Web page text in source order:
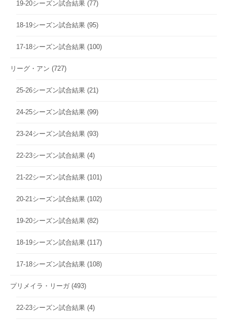
19-20シーズン試合結果 (77)
18-19シーズン試合結果 (95)
17-18シーズン試合結果 (100)
リーグ・アン (727)
25-26シーズン試合結果 (21)
24-25シーズン試合結果 (99)
23-24シーズン試合結果 (93)
22-23シーズン試合結果 (4)
21-22シーズン試合結果 (101)
20-21シーズン試合結果 (102)
19-20シーズン試合結果 (82)
18-19シーズン試合結果 (117)
17-18シーズン試合結果 (108)
プリメイラ・リーガ (493)
22-23シーズン試合結果 (4)